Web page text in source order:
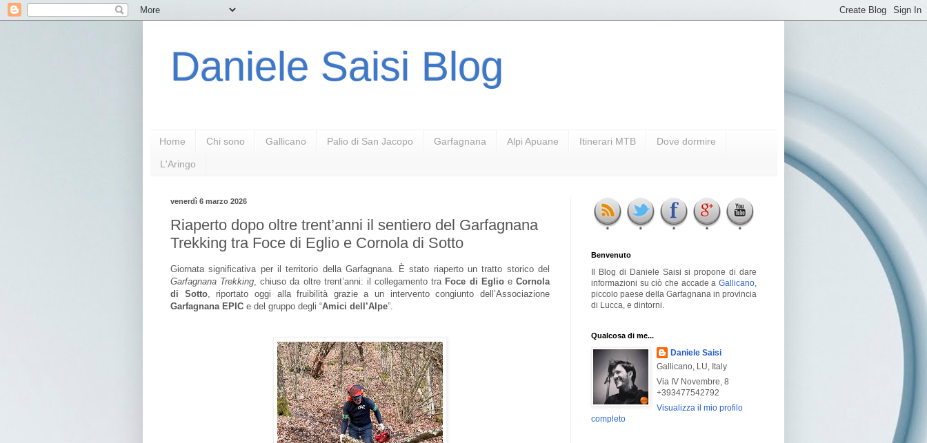
Daniele Saisi Blog
Home Chi sono Gallicano Palio di San Jacopo Garfagnana Alpi Apuane Itinerari MTB Dove dormire
L'Aringo
venerdì 6 marzo 2026
Riaperto dopo oltre trent’anni il sentiero del Garfagnana
Trekking tra Foce di Eglio e Cornola di Sotto
Giornata significativa per il territorio della Garfagnana. È stato riaperto un tratto storico del
Garfagnana Trekking, chiuso da oltre trent’anni: il collegamento tra Foce di EglioeCornola
di Sotto, riportato oggi alla fruibilità grazie a un intervento congiunto dell’Associazione
Garfagnana EPIC e del gruppo degli “Amici dell’Alpe”.
Benvenuto
Il Blog di Daniele Saisi si propone di dare
informazioni su ciò che accade a Gallicano
piccolo paese della Garfagnana in provincia
di Lucca, e dintorni.
Qualcosa di me...
Daniele Saisi
Gallicano, LU, Italy
Via IV Novembre, 8
+393477542792
Visualizza il mio profilo
completo